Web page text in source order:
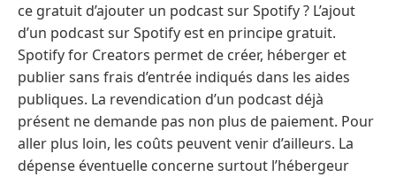
ce gratuit d’ajouter un podcast sur Spotify ? L’ajout
d’un podcast sur Spotify est en principe gratuit.
Spotify for Creators permet de créer, héberger et
publier sans frais d’entrée indiqués dans les aides
publiques. La revendication d’un podcast déjà
présent ne demande pas non plus de paiement. Pour
aller plus loin, les coûts peuvent venir d’ailleurs. La
dépense éventuelle concerne surtout l’hébergeur